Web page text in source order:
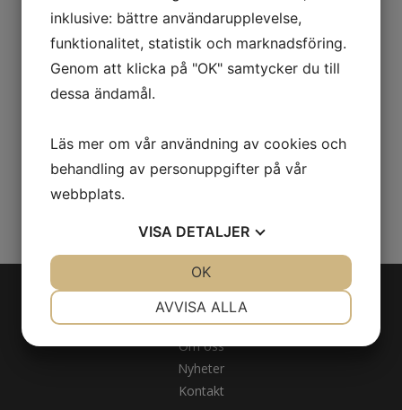
2022 förvärvade koncernen Eyes4work AB
som med 130 lokalkontor är en av Sveriges
största aktörer inom den av
Arbetsförmedlingen upphandlade tjänsten
KROM.
Om Tranpenad
Om oss
Nyheter
Kontakt
inklusive: bättre användarupplevelse,
funktionalitet, statistik och marknadsföring.
Genom att klicka på "OK" samtycker du till
dessa ändamål.
Läs mer om vår användning av cookies och
behandling av personuppgifter på vår
webbplats.
VISA DETALJER
MARKNADSFÖRING
AVVISA ALLA
OK